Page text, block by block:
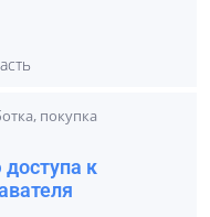
покупка
к